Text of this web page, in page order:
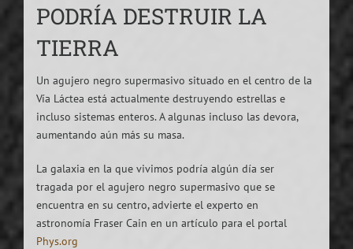
PODRÍA DESTRUIR LA
TIERRA
Un agujero negro supermasivo situado en el centro de la
Vía Láctea está actualmente destruyendo estrellas e
incluso sistemas enteros. A algunas incluso las devora,
aumentando aún más su masa.
La galaxia en la que vivimos podría algún día ser
tragada por el agujero negro supermasivo que se
encuentra en su centro, advierte el experto en
astronomía Fraser Cain en un artículo para el portal
Phys.org